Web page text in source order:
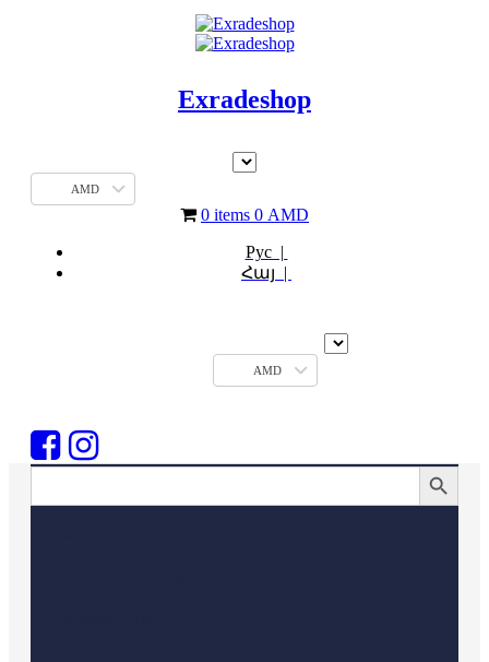
Exradeshop
AMD
0 items 0 AMD
Рус |
Հայ |
AMD
Search
Search Button